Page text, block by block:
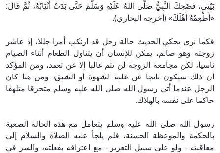
بَيْتِي، فَضَحِكَ النَّبِيُّ صَلَّى اللهُ عَلَيْهِ وَسَلَّمَ حَتَّى بَدَتْ أَنْيَابُهُ، ثُمَّ قَالَ:
«أَطْعِمْهُ أَهْلَكَ» (أخرجه البخاري).
فكما نرى يحكي الحديث حالة رجل قد ارتكب أمرا جللا، إذ عاشر
زوجته وهو صائم، يمكن للإنسان أن يتناول الطعام أثناء الصيام
ناسيا، لكن مجامعة الزوجة لن تتم غالبا إلا عن تعمد، ومن المؤكد
أن ذلك سيكون ناتجا عن غلبة الشهوة أو الشبق، ومن هنا كان
الرجل عندما أتى رسول الله صلى الله عليه وسلم متحرقا متلهفا
حاكما على نفسه بالهلاك.
رسول الله صلى الله عليه وسلم يتعامل مع هذه الحالة الصعبة
بالحكمة والموعظة الحسنة، فلم يلجأ عليه الصلاة والسلام إلى
معاقبته - ولو على سبيل التعزيز - مع اعترافه بفعلته، والسر في